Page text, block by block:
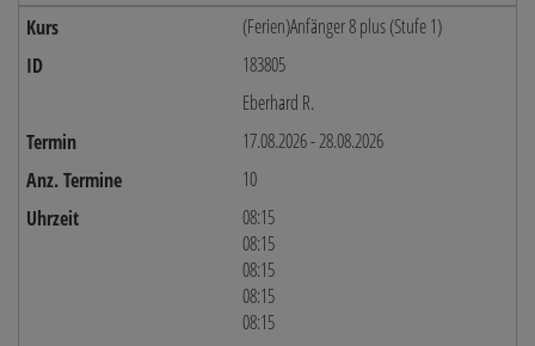
(Ferien)Anfänger 8 plus (Stufe 1)
183805
Eberhard R.
17.08.2026 - 28.08.2026
10
08:15
08:15
08:15
08:15
08:15